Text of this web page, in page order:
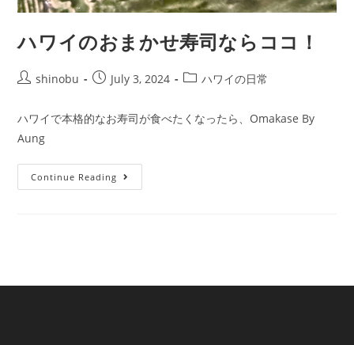
ハワイのおまかせ寿司ならココ！
shinobu July 3, 2024 ハワイの日常
ハワイで本格的なお寿司が食べたくなったら、Omakase By
Aung
Continue Reading